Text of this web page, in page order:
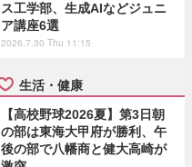
ス工学部、生成AIなどジュニ
ア講座6選
2026.7.30 Thu 11:15
生活・健康
【高校野球2026夏】第3日朝
の部は東海大甲府が勝利、午
後の部で八幡商と健大高崎が